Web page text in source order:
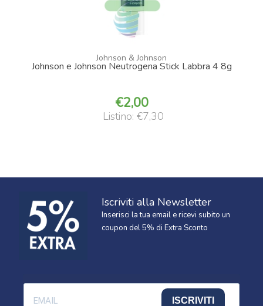
Johnson & Johnson
Johnson e Johnson Neutrogena Stick Labbra 4 8g
2,00
Listino: €7,30
Iscriviti alla Newsletter
Inserisci la tua email e ricevi subito un
coupon del 5% di Extra Sconto
ISCRIVITI